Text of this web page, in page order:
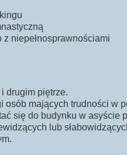
niepełnosprawnościami
drugim piętrze.
osób mających trudności w
się do budynku w asyście
lub